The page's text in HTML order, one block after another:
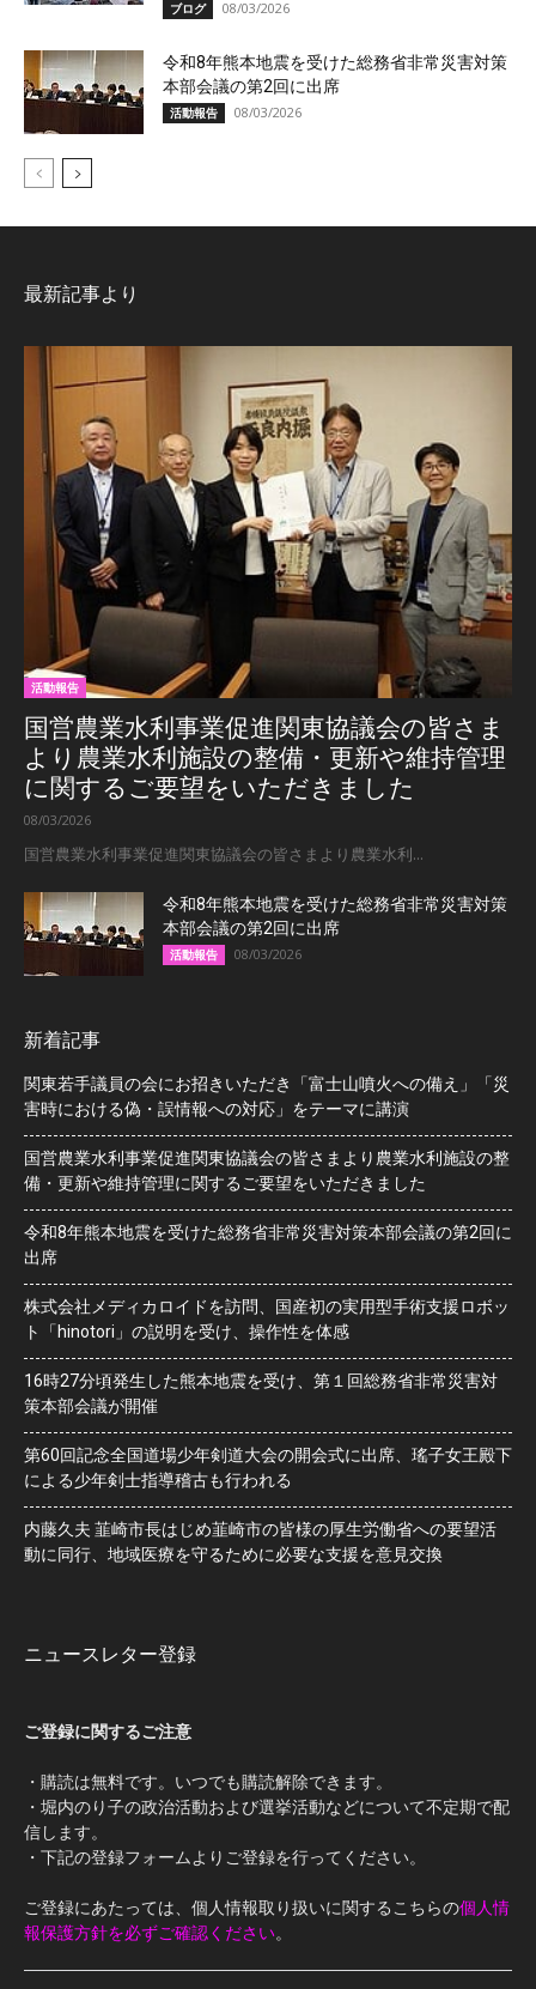
ブログ 08/03/2026
令和8年熊本地震を受けた総務省非常災害対策
本部会議の第2回に出席
活動報告 08/03/2026
最新記事より
活動報告
国営農業水利事業促進関東協議会の皆さま
より農業水利施設の整備・更新や維持管理
に関するご要望をいただきました
08/03/2026
国営農業水利事業促進関東協議会の皆さまより農業水利...
令和8年熊本地震を受けた総務省非常災害対策
本部会議の第2回に出席
活動報告 08/03/2026
新着記事
関東若手議員の会にお招きいただき「富士山噴火への備え」「災
害時における偽・誤情報への対応」をテーマに講演
国営農業水利事業促進関東協議会の皆さまより農業水利施設の整
備・更新や維持管理に関するご要望をいただきました
令和8年熊本地震を受けた総務省非常災害対策本部会議の第2回に
出席
株式会社メディカロイドを訪問、国産初の実用型手術支援ロボッ
ト「hinotori」の説明を受け、操作性を体感
16時27分頃発生した熊本地震を受け、第１回総務省非常災害対
策本部会議が開催
第60回記念全国道場少年剣道大会の開会式に出席、瑤子女王殿下
による少年剣士指導稽古も行われる
内藤久夫 韮崎市長はじめ韮崎市の皆様の厚生労働省への要望活
動に同行、地域医療を守るために必要な支援を意見交換
ニュースレター登録
ご登録に関するご注意
・購読は無料です。いつでも購読解除できます。
・堀内のり子の政治活動および選挙活動などについて不定期で配
信します。
・下記の登録フォームよりご登録を行ってください。
ご登録にあたっては、個人情報取り扱いに関するこちらの個人情
報保護方針を必ずご確認ください。